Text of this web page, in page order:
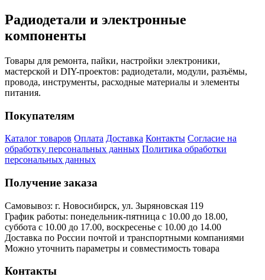
Радиодетали и электронные
компоненты
Товары для ремонта, пайки, настройки электроники,
мастерской и DIY-проектов: радиодетали, модули, разъёмы,
провода, инструменты, расходные материалы и элементы
питания.
Покупателям
Каталог товаров Оплата Доставка Контакты Согласие на
обработку персональных данных Политика обработки
персональных данных
Получение заказа
Самовывоз: г. Новосибирск, ул. Зыряновская 119
График работы: понедельник-пятница с 10.00 до 18.00,
суббота с 10.00 до 17.00, воскресенье с 10.00 до 14.00
Доставка по России почтой и транспортными компаниями
Можно уточнить параметры и совместимость товара
Контакты